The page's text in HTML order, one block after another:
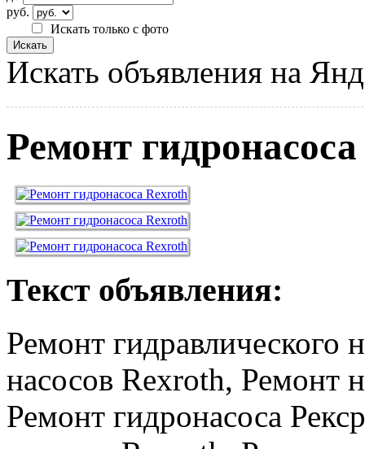
руб.
Искать только с фото
Искать объявления на
Ремонт
Текст объявления:
Ремонт гидравлического
насосов Rexroth, Ремонт
Ремонт гидронасоса